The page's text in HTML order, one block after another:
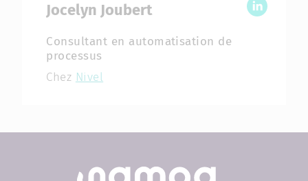
Jocelyn Joubert
Consultant en automatisation de
processus
Chez Nivel